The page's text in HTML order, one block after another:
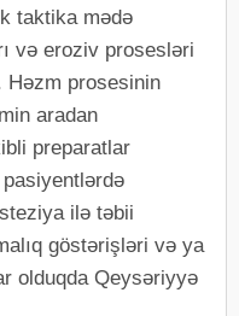
taktika mədə
və eroziv prosesləri
Həzm prosesinin
aradan
preparatlar
ilə təbii
göstərişləri və ya
olduqda Qeysəriyyə